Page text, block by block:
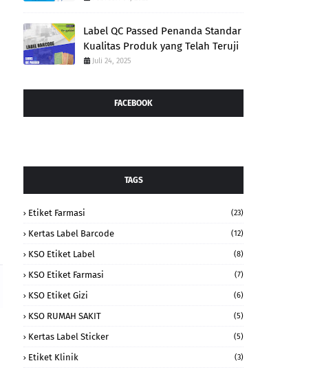
Label QC Passed Penanda Standar
Kualitas Produk yang Telah Teruji
Juli 24, 2025
FACEBOOK
TAGS
Etiket Farmasi (23)
Kertas Label Barcode (12)
KSO Etiket Label (8)
KSO Etiket Farmasi (7)
KSO Etiket Gizi (6)
KSO RUMAH SAKIT (5)
Kertas Label Sticker (5)
Etiket Klinik (3)